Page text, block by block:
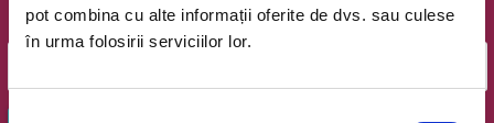
pot combina cu alte informații oferite de dvs. sau culese
în urma folosirii serviciilor lor.
Email